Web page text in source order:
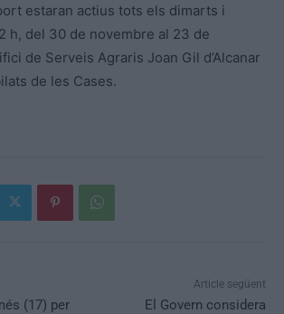
estaran actius tots els dimarts i
h, del 30 de novembre al 23 de
de Serveis Agraris Joan Gil d’Alcanar
de les Cases.
(17) per
Article següent
El Govern considera